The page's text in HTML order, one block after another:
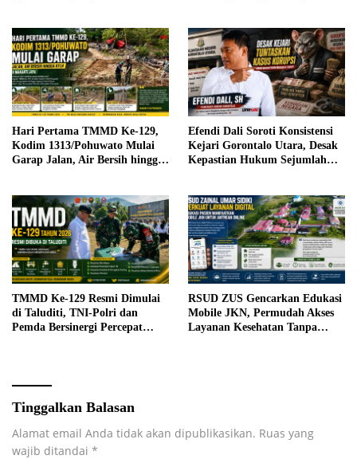
Hari Pertama TMMD Ke-129,
Kodim 1313/Pohuwato Mulai
Garap Jalan, Air Bersih hingga
Efendi Dali Soroti Konsistensi
Kejari Gorontalo Utara, Desak
Kepastian Hukum Sejumlah
TMMD Ke-129 Resmi Dimulai
di Taluditi, TNI-Polri dan
Pemda Bersinergi Percepat
RSUD ZUS Gencarkan Edukasi
Mobile JKN, Permudah Akses
Layanan Kesehatan Tanpa
Tinggalkan Balasan
Alamat email Anda tidak akan dipublikasikan. Ruas yang
wajib ditandai *